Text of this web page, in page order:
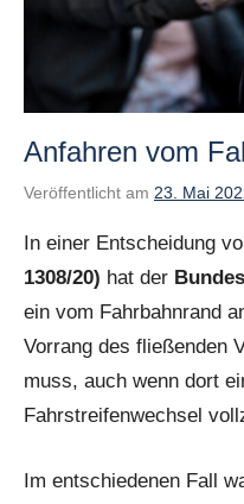
Anfahren vom
Veröffentlicht am 23. Mai
In einer Entscheidung
1308/20) hat der
ein vom Fahrbahnrand
Vorrang des fließenden
muss, auch wenn dort
Fahrstreifenwechsel
Im entschiedenen Fall